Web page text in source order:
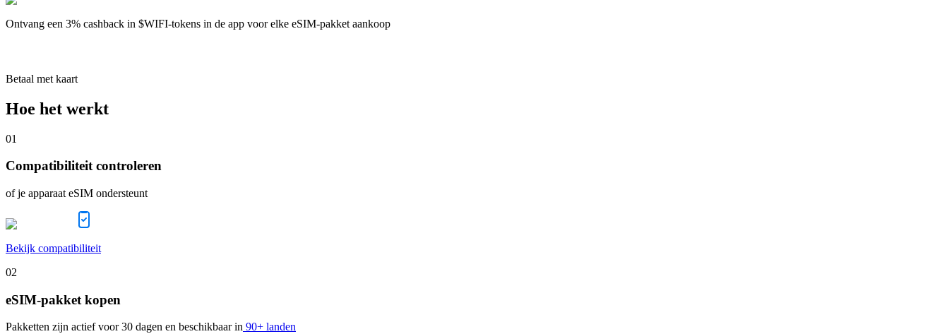
Ontvang een 3% cashback in $WIFI-tokens in de app voor elke eSIM-pakket aankoop
Betaal met kaart
Hoe het werkt
01
Compatibiliteit controleren
of je apparaat eSIM ondersteunt
Bekijk compatibiliteit
02
eSIM-pakket kopen
Pakketten zijn actief voor 30 dagen en beschikbaar in 90+ landen